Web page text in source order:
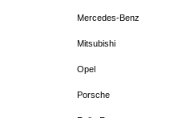
Mercedes-Benz
Mitsubishi
Opel
Porsche